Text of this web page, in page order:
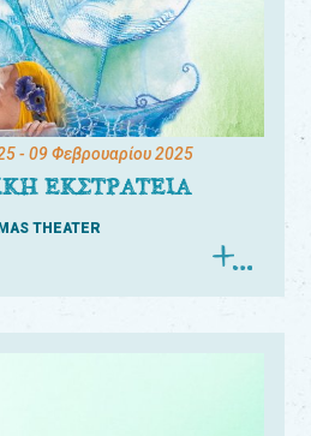
- 09 Φεβρουαρίου 2025
ΕΚΣΤΡΑΤΕΙΑ
THEATER